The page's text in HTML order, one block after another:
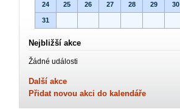
24 25 26 27 28 29 30
31
Nejbližší akce
Žádné události
Další akce
Přidat novou akci do kalendáře